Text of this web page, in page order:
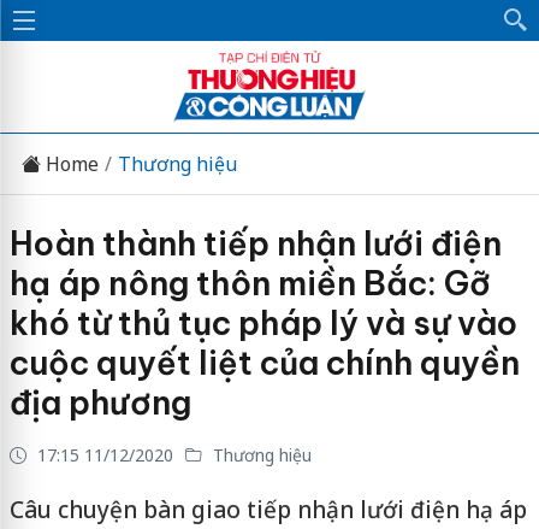
Home Thương hiệu
Hoàn thành tiếp nhận lưới điện
hạ áp nông thôn miền Bắc: Gỡ
khó từ thủ tục pháp lý và sự vào
cuộc quyết liệt của chính quyền
địa phương
17:15 11/12/2020 Thương hiệu
Câu chuyện bàn giao tiếp nhận lưới điện hạ áp